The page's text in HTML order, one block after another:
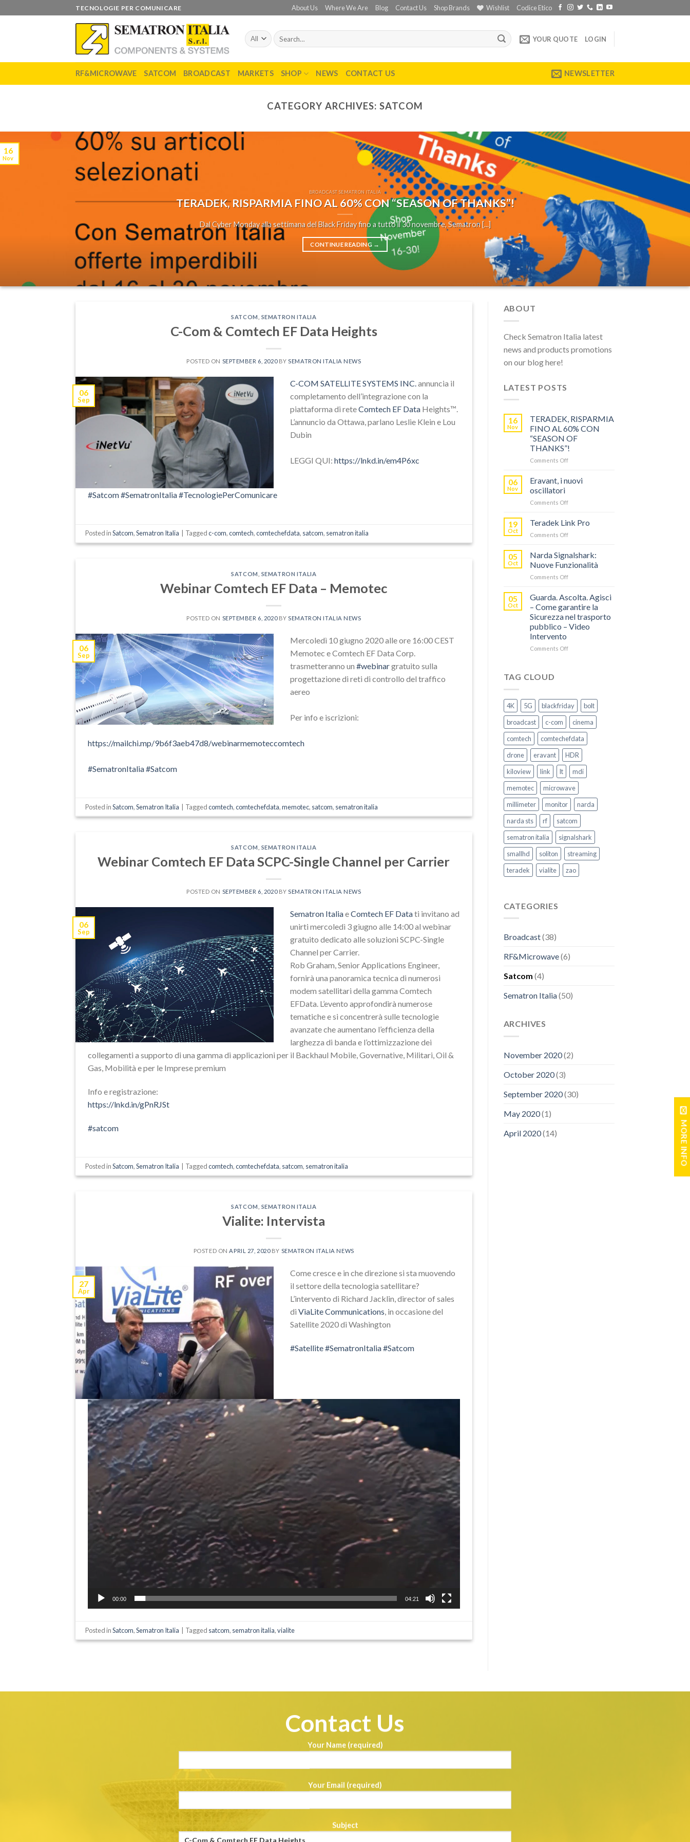
to
TECNOLOGIE PER COMUNICARE About Us Where We Are Blog Contact Us Shop Brands Wishlist Codice Etico
Search
for:
YOUR QUOTE LOGIN
RF&MICROWAVE SATCOM BROADCAST MARKETS SHOP NEWS CONTACT US NEWSLETTER
CATEGORY ARCHIVES: SATCOM
BROADCAST SEMATRON ITALIA
TERADEK, RISPARMIA FINO AL 60% CON “SEASON OF THANKS”!
Dal Cyber Monday alla settimana del Black Friday fino a tutto il 30 novembre, Sematron [...]
CONTINUE READING →
16
Nov
SATCOM SEMATRON ITALIA
C-Com & Comtech EF Data Heights
POSTED ON SEPTEMBER 6, 2020BYSEMATRON ITALIA NEWS
06
Sep
C-COM SATELLITE SYSTEMS INC. annuncia il
completamento dell’integrazione con la
piattaforma di reteComtech EF Data Heights™️
L’annuncio da Ottawa, parlano Leslie Klein e Lou
Dubin
LEGGI QUI:https://lnkd.in/em4P6xc
#Satcom#SematronItalia#TecnologiePerComunicare
Posted inSatcom,Sematron Italia Taggedc-com,comtech,comtechefdata, satcom, sematron italia
SATCOM SEMATRON ITALIA
Webinar Comtech EF Data – Memotec
POSTED ON SEPTEMBER 6, 2020BY SEMATRON ITALIA NEWS
06
Sep
Mercoledì 10 giugno 2020 alle ore 16:00 CEST
Memotec e Comtech EF Data Corp.
trasmetteranno un#webinargratuito sulla
progettazione di reti di controllo del traffico
aereo
Per info e iscrizioni:
https://mailchi.mp/9b6f3aeb47d8/webinarmemoteccomtech
#SematronItalia#Satcom
Posted inSatcom,Sematron Italia Taggedcomtech,comtechefdata,memotec, satcom, sematron italia
SATCOM SEMATRON ITALIA
Webinar Comtech EF Data SCPC-Single Channel per Carrier
POSTED ON SEPTEMBER 6, 2020BYSEMATRON ITALIA NEWS
06
Sep
Sematron ItaliaeComtech EF Datati invitano ad
unirti mercoledì 3 giugno alle 14:00 al webinar
gratuito dedicato alle soluzioni SCPC-Single
Channel per Carrier.
Rob Graham, Senior Applications Engineer,
fornirà una panoramica tecnica di numerosi
modem satellitari della gamma Comtech
EFData. L’evento approfondirà numerose
tematiche e si concentrerà sulle tecnologie
avanzate che aumentano l’efficienza della
larghezza di banda e l’ottimizzazione dei
collegamenti a supporto di una gamma di applicazioni per il Backhaul Mobile, Governative, Militari, Oil &
Gas, Mobilità e per le Imprese premium
Info e registrazione:
https://lnkd.in/gPnRJSt
#satcom
Posted inSatcom,Sematron Italia Taggedcomtech,comtechefdata, satcom, sematron italia
SATCOM SEMATRON ITALIA
Vialite: Intervista
POSTED ONAPRIL 27, 2020BY SEMATRON ITALIA NEWS
27
Apr
Come cresce e in che direzione si sta muovendo
il settore della tecnologia satellitare?
L’intervento di Richard Jacklin, director of sales
diViaLite Communications, in occasione del
Satellite 2020 di Washington
#Satellite#SematronItalia#Satcom
00:00 04:21
Posted inSatcom,Sematron Italia | Tagged satcom, sematron italia,vialite
ABOUT
Check Sematron Italia latest
news and products promotions
on our blog here!
LATEST POSTS
16
Nov
TERADEK, RISPARMIA
FINO AL 60% CON
“SEASON OF
THANKS”!
Comments Offon
RISPARMIA
60%
“SEASON
06
Nov
Eravant, i nuovi
oscillatori
Comments Offon
19
Oct
Teradek Link Pro
Comments Offon
Link
05
Oct
Narda Signalshark:
Nuove Funzionalità
Comments Offon
Signalshark:
Funzionalità
05
Oct
Guarda. Ascolta. Agisci
– Come garantire la
Sicurezza nel trasporto
pubblico – Video
Intervento
Comments Offon
garantire
la
Sicurezza
nel
trasporto
pubblico
–
Video
Intervento
TAG CLOUD
4K 5G blackfriday
bolt
broadcast
c-com
cinema
comtech
comtechefdata
drone
eravant
HDR
kiloview
link lt
mdi
memotec
microwave
millimeter
monitor
narda
narda sts
rf
satcom
sematron italia
signalshark
smallhd
soliton
streaming
teradek
vialite zao
CATEGORIES
Broadcast(38)
RF&Microwave(6)
Satcom (4)
Sematron Italia(50)
ARCHIVES
November 2020(2)
October 2020(3)
September 2020(30)
May 2020(1)
April 2020(14)
Contact Us
Your Name (required)
Your Email (required)
Subject
MORE INFO